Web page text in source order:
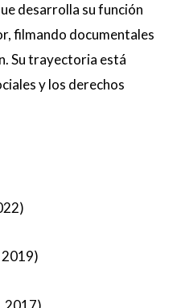
desarrolla su función
filmando documentales
Su trayectoria está
y los derechos
2019)